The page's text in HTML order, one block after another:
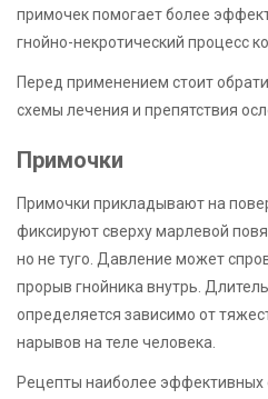
примочек помогает более
гнойно-некротический процесс
Перед применением стоит
схемы лечения и препятствия
Примочки
Примочки прикладывают на
фиксируют сверху марлевой
но не туго. Давление может
прорыв гнойника внутрь.
определяется зависимо от
нарывов на теле человека.
Рецепты наиболее эффективных